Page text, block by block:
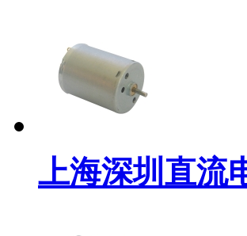
上海深圳直流